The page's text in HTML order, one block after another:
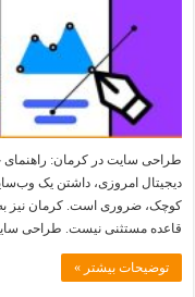
طراحی سایت در کرمان:
دیجیتال امروزی، داشتن یک
کوچک، ضروری است. کرمان نیز به
قاعده مستثنی نیست. طراحی
توضیحات بیشتر »